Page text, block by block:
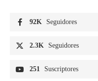
92K Seguidores
2.3K Seguidores
251 Suscriptores